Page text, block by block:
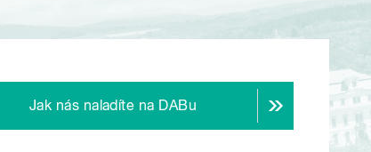
Jak nás naladíte na DABu